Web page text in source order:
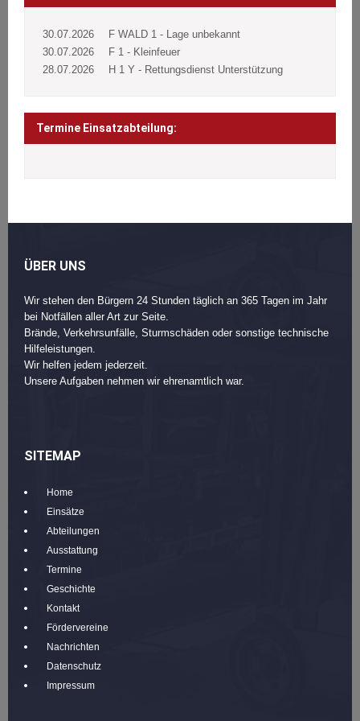
30.07.2026
F WALD 1 - Lage unbekannt
30.07.2026
F 1 - Kleinfeuer
28.07.2026
H 1 Y - Rettungsdienst Unterstützung
Termine Einsatzabteilung:
ÜBER UNS
Wir stehen den Bürgern 24 Stunden täglich an 365 Tagen im Jahr
bei Notfällen aller Art zur Seite.
Brände, Verkehrsunfälle, Sturmschäden oder sonstige technische
Hilfeleistungen.
Wir helfen jedem jederzeit.
Unsere Aufgaben nehmen wir ehrenamtlich war.
SITEMAP
Home
Einsätze
Abteilungen
Ausstattung
Termine
Geschichte
Kontakt
Fördervereine
Nachrichten
Datenschutz
Impressum